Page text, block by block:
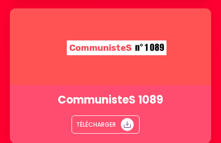
CommunisteS 1089
TÉLÉCHARGER